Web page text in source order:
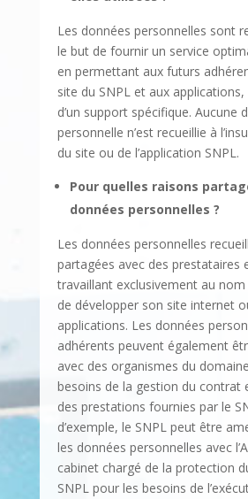
Les données personnelles sont
le but de fournir un service
en permettant aux futurs
site du SNPL et aux
d’un support spécifique. Aucune
personnelle n’est recueillie à
du site ou de l’application SNPL.
Pour quelles raisons
données personnelles ?
Les données personnelles
partagées avec des prestataires
travaillant exclusivement au nom
de développer son site internet
applications. Les données
adhérents peuvent également
avec des organismes du
besoins de la gestion du contrat
des prestations fournies par le
d’exemple, le SNPL peut être
les données personnelles avec
cabinet chargé de la protection
SNPL pour les besoins de